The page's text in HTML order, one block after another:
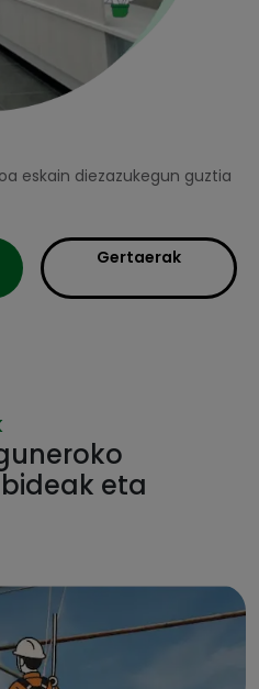
eskain diezazukegun guztia
Gertaerak
eta